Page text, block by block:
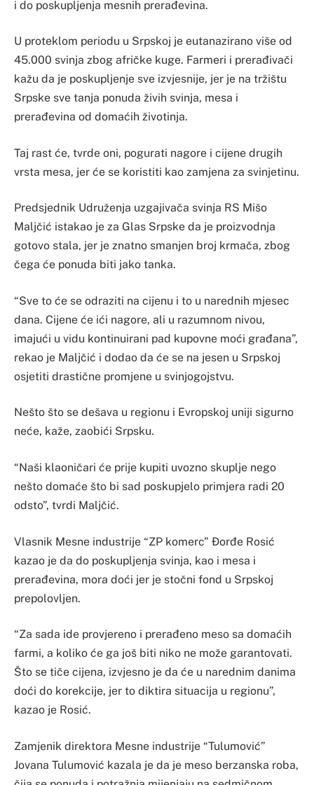
i do poskupljenja mesnih prerađevina.
U proteklom periodu u Srpskoj je eutanazirano više od
45.000 svinja zbog afričke kuge. Farmeri i prerađivači
kažu da je poskupljenje sve izvjesnije, jer je na tržištu
Srpske sve tanja ponuda živih svinja, mesa i
prerađevina od domaćih životinja.
Taj rast će, tvrde oni, pogurati nagore i cijene drugih
vrsta mesa, jer će se koristiti kao zamjena za svinjetinu.
Predsjednik Udruženja uzgajivača svinja RS Mišo
Maljčić istakao je za Glas Srpske da je proizvodnja
gotovo stala, jer je znatno smanjen broj krmača, zbog
čega će ponuda biti jako tanka.
“Sve to će se odraziti na cijenu i to u narednih mjesec
dana. Cijene će ići nagore, ali u razumnom nivou,
imajući u vidu kontinuirani pad kupovne moći građana”,
rekao je Maljčić i dodao da će se na jesen u Srpskoj
osjetiti drastične promjene u svinjogojstvu.
Nešto što se dešava u regionu i Evropskoj uniji sigurno
neće, kaže, zaobići Srpsku.
“Naši klaoničari će prije kupiti uvozno skuplje nego
nešto domaće što bi sad poskupjelo primjera radi 20
odsto”, tvrdi Maljčić.
Vlasnik Mesne industrije “ZP komerc” Đorđe Rosić
kazao je da do poskupljenja svinja, kao i mesa i
prerađevina, mora doći jer je stočni fond u Srpskoj
prepolovljen.
“Za sada ide provjereno i prerađeno meso sa domaćih
farmi, a koliko će ga još biti niko ne može garantovati.
Što se tiče cijena, izvjesno je da će u narednim danima
doći do korekcije, jer to diktira situacija u regionu”,
kazao je Rosić.
Zamjenik direktora Mesne industrije “Tulumović”
Jovana Tulumović kazala je da je meso berzanska roba,